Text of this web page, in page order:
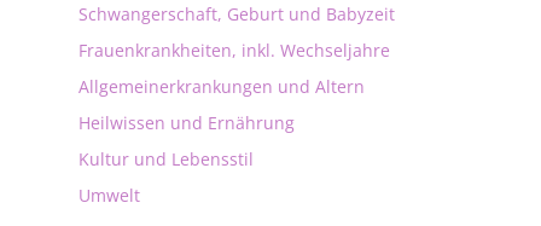
Schwangerschaft, Geburt und Babyzeit
Frauenkrankheiten, inkl. Wechseljahre
Allgemeinerkrankungen und Altern
Heilwissen und Ernährung
Kultur und Lebensstil
Umwelt